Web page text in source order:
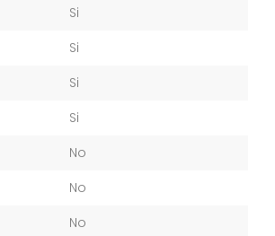
Si
Si
Si
Si
No
No
No